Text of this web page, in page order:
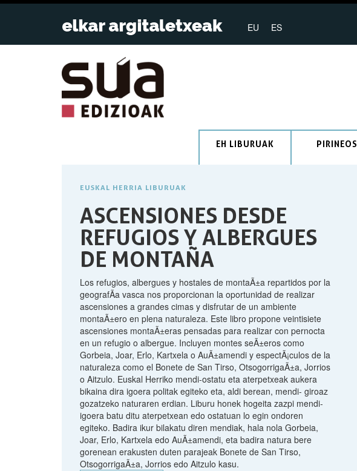
EU ES
EH LIBURUAK PIRINEOS
EUSKAL HERRIA LIBURUAK
ASCENSIONES DESDE
REFUGIOS Y ALBERGUES
DE MONTAÑA
Los refugios, albergues y hostales de montaÃ±a repartidos por la
geografÃ­a vasca nos proporcionan la oportunidad de realizar
ascensiones a grandes cimas y disfrutar de un ambiente
montaÃ±ero en plena naturaleza. Este libro propone veintisiete
ascensiones montaÃ±eras pensadas para realizar con pernocta
en un refugio o albergue. Incluyen montes seÃ±eros como
Gorbeia, Joar, Erlo, Kartxela o AuÃ±amendi y espectÃ¡culos de la
naturaleza como el Bonete de San Tirso, OtsogorrigaÃ±a, Jorrios
o Aitzulo. Euskal Herriko mendi-ostatu eta aterpetxeak aukera
bikaina dira igoera politak egiteko eta, aldi berean, mendi- giroaz
gozatzeko naturaren erdian. Liburu honek hogeita zazpi mendi-
igoera batu ditu aterpetxean edo ostatuan lo egin ondoren
egiteko. Badira ikur bilakatu diren mendiak, hala nola Gorbeia,
Joar, Erlo, Kartxela edo AuÃ±amendi, eta badira natura bere
gorenean erakusten duten parajeak Bonete de San Tirso,
OtsogorrigaÃ±a, Jorrios edo Aitzulo kasu.